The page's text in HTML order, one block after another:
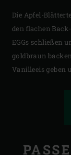
Die Apfel-
den flachen
EGGs schließen
goldbraun
Vanilleeis geben